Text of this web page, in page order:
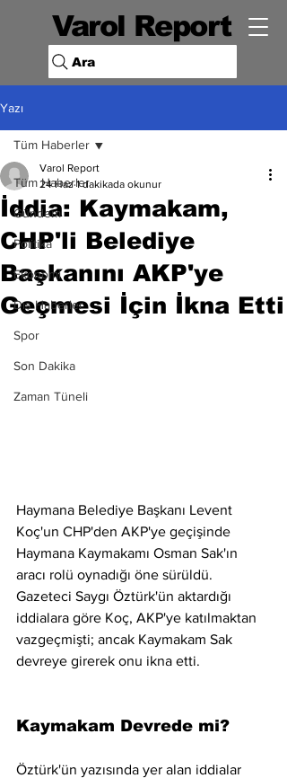
Varol Report
Ara
Yazı
Tüm Haberler
Gündem
Politika
Ekonomi
Dış Haberler
Spor
Son Dakika
Zaman Tüneli
Tüm Haberler
İddia: Kaymakam,
CHP'li Belediye
Başkanını AKP'ye
Geçmesi İçin İkna Etti
Varol Report
24 Haz 1 dakikada okunur
Haymana Belediye Başkanı Levent
Koç'un CHP'den AKP'ye geçişinde
Haymana Kaymakamı Osman Sak'ın
aracı rolü oynadığı öne sürüldü.
Gazeteci Saygı Öztürk'ün aktardığı
iddialara göre Koç, AKP'ye katılmaktan
vazgeçmişti; ancak Kaymakam Sak
devreye girerek onu ikna etti.
Kaymakam Devrede mi?
Öztürk'ün yazısında yer alan iddialar